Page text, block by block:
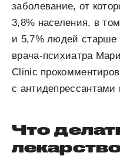
заболевание, от
3,8% населения, в
и 5,7% людей старше
врача-психиатра
Clinic
с
Что